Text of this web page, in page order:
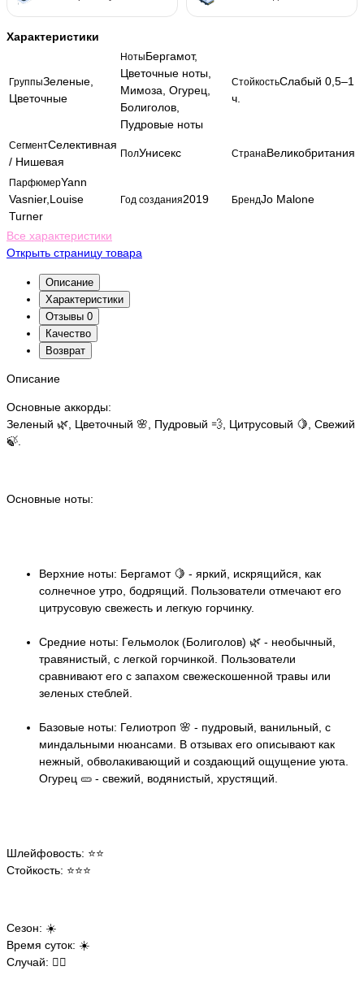
Характеристики
ГруппыЗеленые,
Цветочные
НотыБергамот,
Цветочные ноты,
Мимоза, Огурец,
Болиголов,
Пудровые ноты
СтойкостьСлабый 0,5–1
ч.
СегментСелективная
/ Нишевая
ПолУнисекс СтранаВеликобритания
ПарфюмерYann
Vasnier,Louise
Turner
Год создания2019 БрендJo Malone
Все характеристики
Открыть страницу товара
Описание
Характеристики
Отзывы 0
Качество
Возврат
Описание
Основные аккорды:
Зеленый 🌿, Цветочный 🌸, Пудровый 💨, Цитрусовый 🍋, Свежий
🍃.
Основные ноты:
Верхние ноты: Бергамот 🍋 - яркий, искрящийся, как
солнечное утро, бодрящий. Пользователи отмечают его
цитрусовую свежесть и легкую горчинку.
Средние ноты: Гельмолок (Болиголов) 🌿 - необычный,
травянистый, с легкой горчинкой. Пользователи
сравнивают его с запахом свежескошенной травы или
зеленых стеблей.
Базовые ноты: Гелиотроп 🌸 - пудровый, ванильный, с
миндальными нюансами. В отзывах его описывают как
нежный, обволакивающий и создающий ощущение уюта.
Огурец 🥒 - свежий, водянистый, хрустящий.
Шлейфовость: ⭐️⭐️
Стойкость: ⭐️⭐️⭐️
Сезон: ☀️
Время суток: ☀️
Случай: 🧘‍♀️